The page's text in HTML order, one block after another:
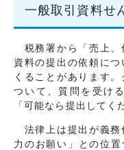
サイトマップ
一般取引資料せ
税務署から「売上、
資料の提出の依頼に
くることがあります
ついて、質問を受け
「可能なら提出してく
法律上は提出が義務
力のお願い」との位